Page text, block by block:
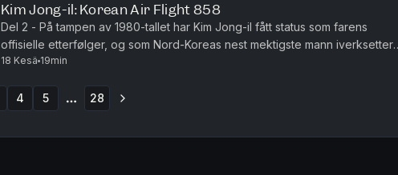
Kim Jong-il: Korean Air Flight 858
Del 2 - På tampen av 1980-tallet har Kim Jong-il fått status som farens
offisielle etterfølger, og som Nord-Koreas nest mektigste mann iverksetter
han angivelig en plan som får dramatiske konsekvenser...
18 Kesä 19min
4 5 28